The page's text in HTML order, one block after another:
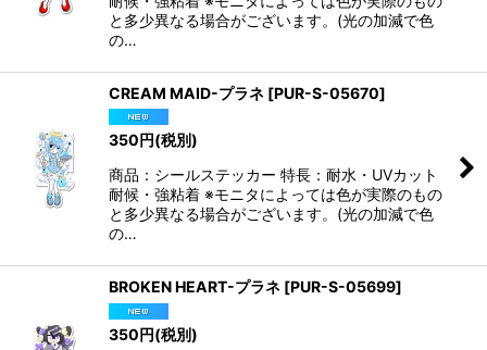
と多少異なる場合がございます。(光の加減で色
の…
CREAM MAID-プラネ [PUR-S-05670]
350円(税別)
商品：シールステッカー 特長：耐水・UVカット
耐候・強粘着 ※モニタによっては色が実際のもの
と多少異なる場合がございます。(光の加減で色
の…
BROKEN HEART-プラネ [PUR-S-05699]
350円(税別)